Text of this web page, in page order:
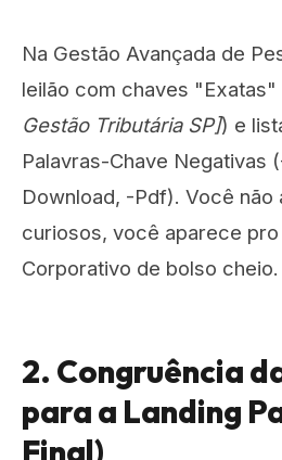
Na Gestão Avançada de
leilão com chaves "Exatas"
Gestão Tributária SP]) e
Palavras-Chave Negativas
Download, -Pdf). Você não
curiosos, você aparece
Corporativo de bolso cheio.
2. Congruência
para a Landing
Final)